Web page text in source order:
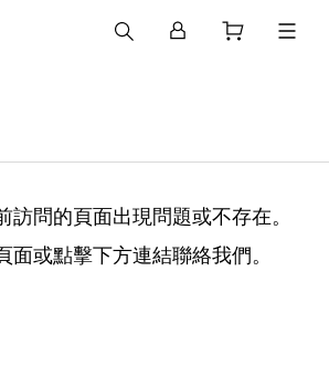
訪問的頁面出現問題或不存在。
面或點擊下方連結聯絡我們。